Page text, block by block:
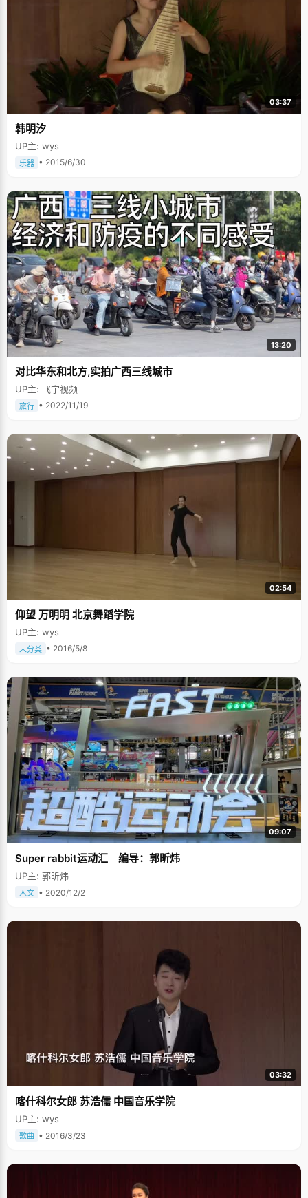
03:37
韩明汐
UP主: wys
乐器 • 2015/6/30
13:20
对比华东和北方,实拍广西三线城市
UP主: 飞宇视频
旅行 • 2022/11/19
02:54
仰望 万明明 北京舞蹈学院
UP主: wys
未分类 • 2016/5/8
09:07
Super rabbit运动汇 编导：郭昕炜
UP主: 郭昕炜
人文 • 2020/12/2
03:32
喀什科尔女郎 苏浩儒 中国音乐学院
UP主: wys
歌曲 • 2016/3/23